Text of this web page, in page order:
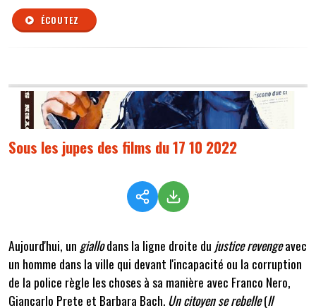
ÉCOUTEZ
Sous les jupes des films du 17 10 2022
Aujourd'hui, un giallodans la ligne droite du justice revengeavec
un homme dans la ville qui devant l'incapacité ou la corruption
de la police règle les choses à sa manière avec Franco Nero,
Giancarlo Prete et Barbara Bach.Un citoyen se rebelle(Il